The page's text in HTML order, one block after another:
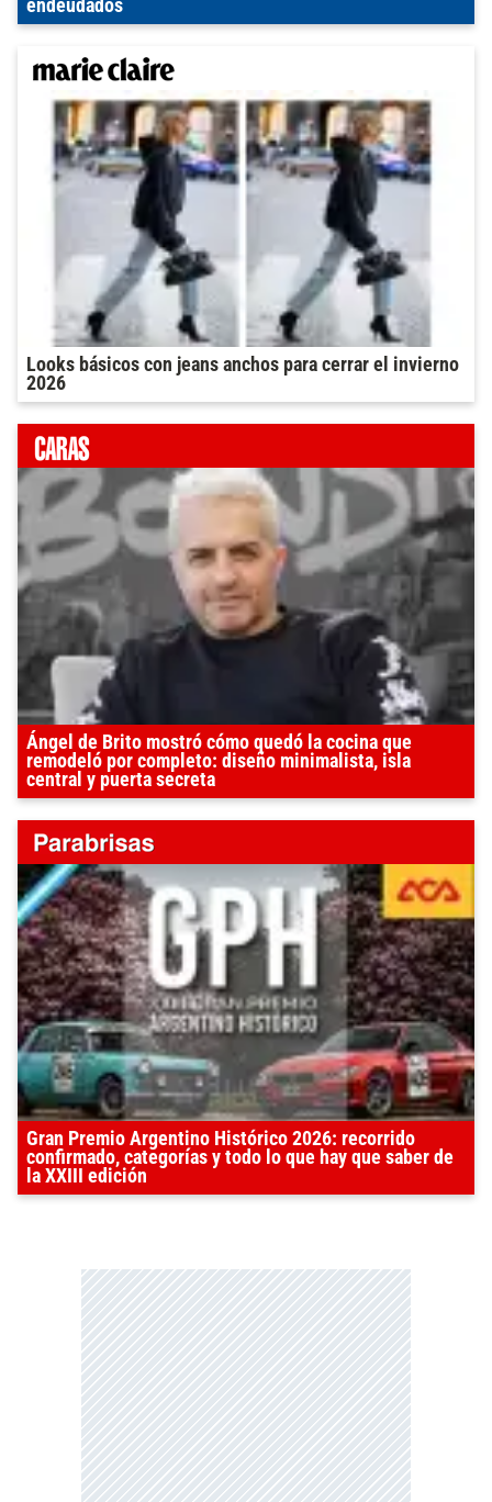
endeudados
Looks básicos con jeans anchos para cerrar el invierno
2026
Ángel de Brito mostró cómo quedó la cocina que
remodeló por completo: diseño minimalista, isla
central y puerta secreta
Gran Premio Argentino Histórico 2026: recorrido
confirmado, categorías y todo lo que hay que saber de
la XXIII edición